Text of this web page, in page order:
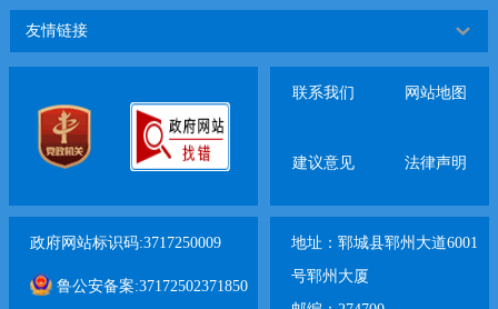
友情链接
联系我们 网站地图
建议意见 法律声明
政府网站标识码:3717250009
鲁公安备案:37172502371850
地址：郓城县郓州大道6001
号郓州大厦